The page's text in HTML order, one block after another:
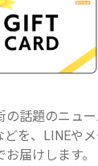
の話題のニュー
どを、LINEや
お届けします。